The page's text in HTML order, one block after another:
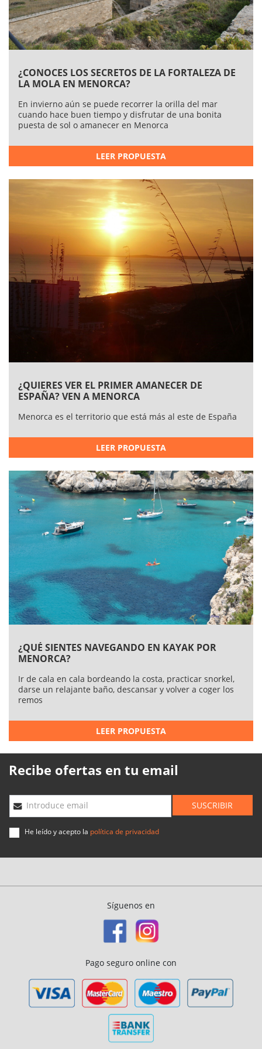
El otoño es la temporada ideal para realizar estas
excursiones.La luz cambia, la temperatura se suaviza y
Menorca ofrece su naturaleza más viva. ¿Sabías que en
Menorca hay más de 14 barcos hundidos que se han
marinas?. Los 7 faros de la isla evitan actualmente estos
accidentes.
ARCHIVADO EN: Excursiones
Menorca
¿CONOCES LOS SECRETOS DE LA FORTALEZA DE
LA MOLA EN MENORCA?
En invierno aún se puede recorrer la orilla del mar
cuando hace buen tiempo y disfrutar de una bonita
puesta de sol o amanecer en Menorca
LEER PROPUESTA
¿QUIERES VER EL PRIMER AMANECER DE
ESPAÑA? VEN A MENORCA
Menorca es el territorio que está más al este de España
LEER PROPUESTA
¿QUÉ SIENTES NAVEGANDO EN KAYAK POR
MENORCA?
Ir de cala en cala bordeando la costa, practicar snorkel,
darse un relajante baño, descansar y volver a coger los
remos
LEER PROPUESTA
Recibe ofertas en tu email
Introduce email SUSCRIBIR
He leído y acepto la política de privacidad
Síguenos en
Pago seguro online con